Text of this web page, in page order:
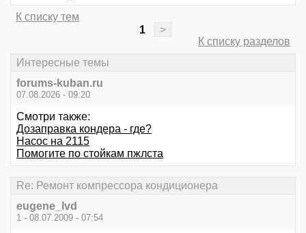
К списку тем
1
>
К списку разделов
Интересные темы
forums-kuban.ru
07.08.2026 - 09:20
Смотри также:
Дозаправка кондера - где?
Насос на 2115
Помогите по стойкам пжлста
Re: Ремонт компрессора кондиционера
eugene_lvd
1 - 08.07.2009 - 07:54